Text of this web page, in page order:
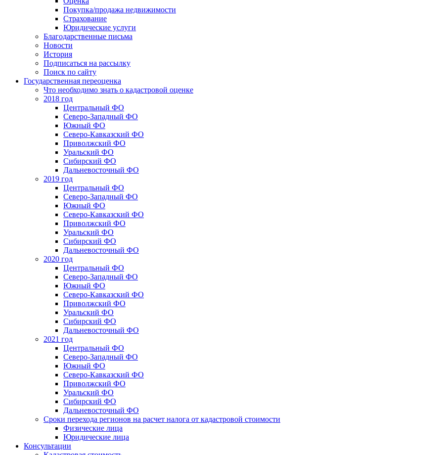
Покупка/продажа недвижимости
Страхование
Юридические услуги
Благодарственные письма
Новости
История
Подписаться на рассылку
Поиск по сайту
Государственная переоценка
Что необходимо знать о кадастровой оценке
2018 год
Центральный ФО
Северо-Западный ФО
Южный ФО
Северо-Кавказский ФО
Приволжский ФО
Уральский ФО
Сибирский ФО
Дальневосточный ФО
2019 год
Центральный ФО
Северо-Западный ФО
Южный ФО
Северо-Кавказский ФО
Приволжский ФО
Уральский ФО
Сибирский ФО
Дальневосточный ФО
2020 год
Центральный ФО
Северо-Западный ФО
Южный ФО
Северо-Кавказский ФО
Приволжский ФО
Уральский ФО
Сибирский ФО
Дальневосточный ФО
2021 год
Центральный ФО
Северо-Западный ФО
Южный ФО
Северо-Кавказский ФО
Приволжский ФО
Уральский ФО
Сибирский ФО
Дальневосточный ФО
Сроки перехода регионов на расчет налога от кадастровой стоимости
Физические лица
Юридические лица
Консультации